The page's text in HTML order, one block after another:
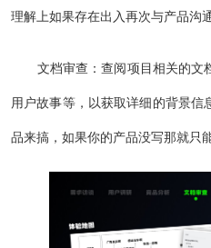
理解上如果存在出入再次与产品沟
文档审查：查阅项目相关的文
用户故事等，以获取详细的背景
品来搞，如果你的产品没写那就只